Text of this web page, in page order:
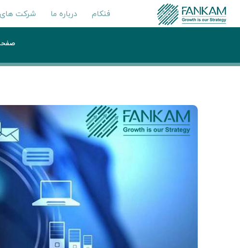
فنکام درباره ما شرکت های